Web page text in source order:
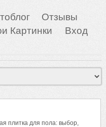
Отзывы
Картинки Вход
плитка для пола: выбор,